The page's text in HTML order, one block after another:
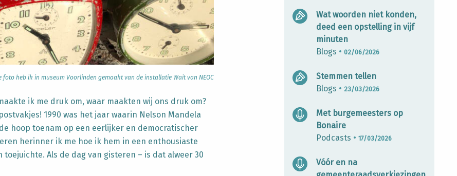
foto heb ik in museum Voorlinden gemaakt van de installatie Wait van NEOC
ik me druk om, waar maakten wij ons druk om?
1990 was het jaar waarin Nelson Mandela
hoop toenam op een eerlijker en democratischer
herinner ik me hoe ik hem in een enthousiaste
Als de dag van gisteren – is dat alweer 30
Wat woorden niet konden,
deed een opstelling in vijf
minuten
Blogs •02/06/2026
Stemmen tellen
Blogs • 23/03/2026
Met burgemeesters op
Bonaire
Podcasts •17/03/2026
Vóór en na